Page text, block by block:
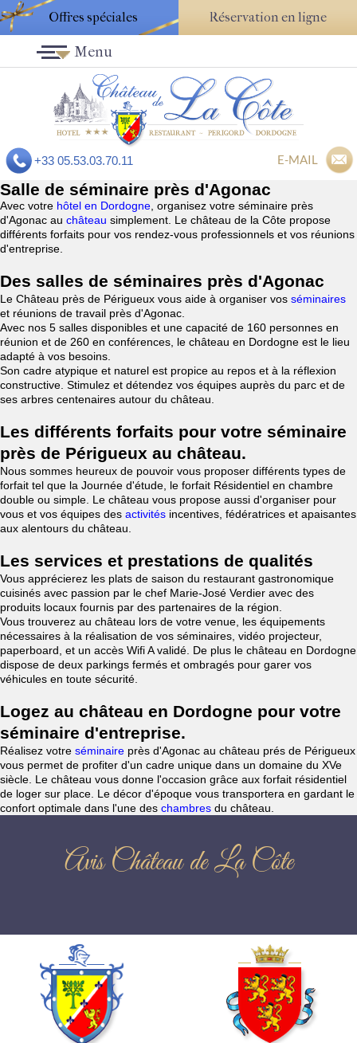
Offres spéciales Réservation en ligne
+33 05.53.03.70.11 E-MAIL
Menu
Salle de séminaire près d'Agonac
Avec votre hôtel en Dordogne , organisez votre séminaire près
d'Agonac au château simplement. Le château de la Côte propose
différents forfaits pour vos rendez-vous professionnels et vos réunions
d'entreprise.
Des salles de séminaires près d'Agonac
Le Château près de Périgueux vous aide à organiser vos séminaires
et réunions de travail près d'Agonac.
Avec nos 5 salles disponibles et une capacité de 160 personnes en
réunion et de 260 en conférences, le château en Dordogne est le lieu
adapté à vos besoins.
Son cadre atypique et naturel est propice au repos et à la réflexion
constructive. Stimulez et détendez vos équipes auprès du parc et de
ses arbres centenaires autour du château.
Les différents forfaits pour votre séminaire
près de Périgueux au château.
Nous sommes heureux de pouvoir vous proposer différents types de
forfait tel que la Journée d'étude, le forfait Résidentiel en chambre
double ou simple. Le château vous propose aussi d'organiser pour
vous et vos équipes des activités incentives, fédératrices et apaisantes
aux alentours du château.
Les services et prestations de qualités
Vous apprécierez les plats de saison du restaurant gastronomique
cuisinés avec passion par le chef Marie-José Verdier avec des
produits locaux fournis par des partenaires de la région.
Vous trouverez au château lors de votre venue, les équipements
nécessaires à la réalisation de vos séminaires, vidéo projecteur,
paperboard, et un accès Wifi A validé. De plus le château en Dordogne
dispose de deux parkings fermés et ombragés pour garer vos
véhicules en toute sécurité.
Logez au château en Dordogne pour votre
séminaire d'entreprise.
Réalisez votre séminaire près d'Agonac au château prés de Périgueux
vous permet de profiter d'un cadre unique dans un domaine du XVe
siècle. Le château vous donne l'occasion grâce aux forfait résidentiel
de loger sur place. Le décor d'époque vous transportera en gardant le
confort optimale dans l'une des chambres du château.
Avis Château de La Côte